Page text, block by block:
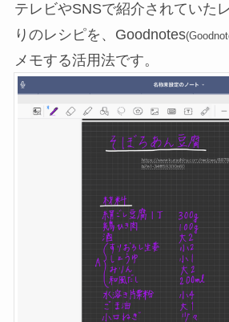
テレビやSNSで紹介されていた
りのレシピを、Goodnotes
メモする活用法です。